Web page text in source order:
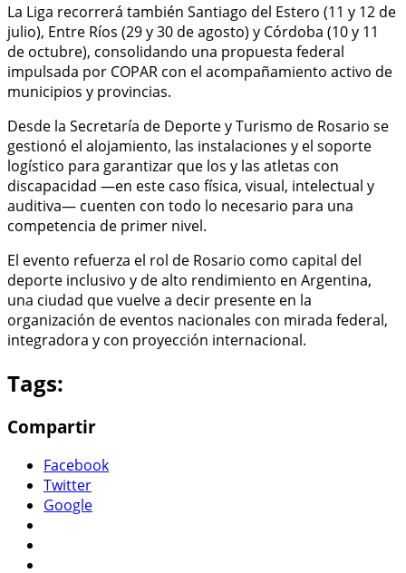
La Liga recorrerá también Santiago del Estero (11 y 12 de
julio), Entre Ríos (29 y 30 de agosto) y Córdoba (10 y 11
de octubre), consolidando una propuesta federal
impulsada por COPAR con el acompañamiento activo de
municipios y provincias.
Desde la Secretaría de Deporte y Turismo de Rosario se
gestionó el alojamiento, las instalaciones y el soporte
logístico para garantizar que los y las atletas con
discapacidad —en este caso física, visual, intelectual y
auditiva— cuenten con todo lo necesario para una
competencia de primer nivel.
El evento refuerza el rol de Rosario como capital del
deporte inclusivo y de alto rendimiento en Argentina,
una ciudad que vuelve a decir presente en la
organización de eventos nacionales con mirada federal,
integradora y con proyección internacional.
Tags:
Compartir
Facebook
Twitter
Google